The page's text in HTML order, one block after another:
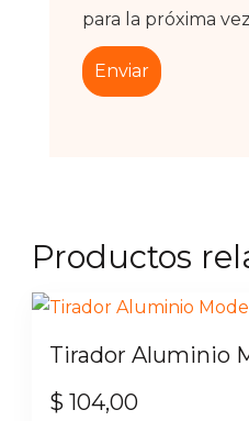
para la próxima
Productos
Tirador Aluminio
$ 104,00